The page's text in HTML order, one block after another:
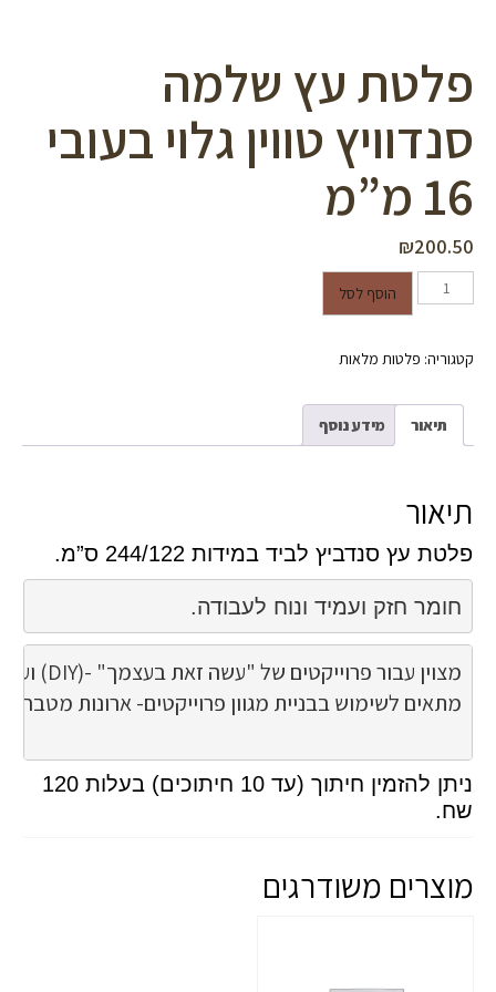
פלטת עץ שלמה
סנדוויץ טווין גלוי בעובי
16 מ”מ
₪200.50
כמות של פלטת עץ שלמה סנדוויץ
טווין גלוי בעובי 16 מ"מ
הוסף לסל
קטגוריה: פלטות מלאות
תיאור מידע נוסף
תיאור
פלטת עץ סנדביץ לביד במידות 244/122 ס”מ.
חומר חזק ועמיד ונוח לעבודה.
מתאים לשימוש בבניית מגוון פרוייקטים- ארונות מטבח,
ניתן להזמין חיתוך (עד 10 חיתוכים) בעלות 120
שח.
מוצרים משודרגים